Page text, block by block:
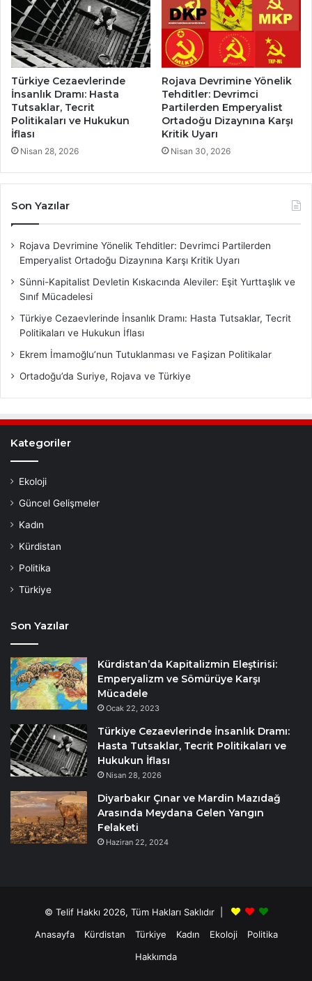
Türkiye Cezaevlerinde
İnsanlık Dramı: Hasta
Tutsaklar, Tecrit
Politikaları ve Hukukun
İflası
Nisan 28, 2026
Rojava Devrimine Yönelik
Tehditler: Devrimci
Partilerden Emperyalist
Ortadoğu Dizaynına Karşı
Kritik Uyarı
Nisan 30, 2026
Son Yazılar
Rojava Devrimine Yönelik Tehditler: Devrimci Partilerden
Emperyalist Ortadoğu Dizaynına Karşı Kritik Uyarı
Sünni-Kapitalist Devletin Kıskacında Aleviler: Eşit Yurttaşlık ve
Sınıf Mücadelesi
Türkiye Cezaevlerinde İnsanlık Dramı: Hasta Tutsaklar, Tecrit
Politikaları ve Hukukun İflası
Ekrem İmamoğlu’nun Tutuklanması ve Faşizan Politikalar
Ortadoğu’da Suriye, Rojava ve Türkiye
Kategoriler
Ekoloji
Güncel Gelişmeler
Kadın
Kürdistan
Politika
Türkiye
Son Yazılar
Kürdistan’da Kapitalizmin Eleştirisi:
Emperyalizm ve Sömürüye Karşı
Mücadele
Ocak 22, 2023
Türkiye Cezaevlerinde İnsanlık Dramı:
Hasta Tutsaklar, Tecrit Politikaları ve
Hukukun İflası
Nisan 28, 2026
Diyarbakır Çınar ve Mardin Mazıdağ
Arasında Meydana Gelen Yangın
Felaketi
Haziran 22, 2024
© Telif Hakkı 2026, Tüm Hakları Saklıdır |
Anasayfa
Kürdistan Türkiye Kadın Ekoloji
Politika
Hakkımda